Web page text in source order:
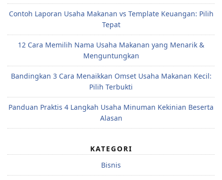
Contoh Laporan Usaha Makanan vs Template Keuangan: Pilih
Tepat
12 Cara Memilih Nama Usaha Makanan yang Menarik &
Menguntungkan
Bandingkan 3 Cara Menaikkan Omset Usaha Makanan Kecil:
Pilih Terbukti
Panduan Praktis 4 Langkah Usaha Minuman Kekinian Beserta
Alasan
KATEGORI
Bisnis